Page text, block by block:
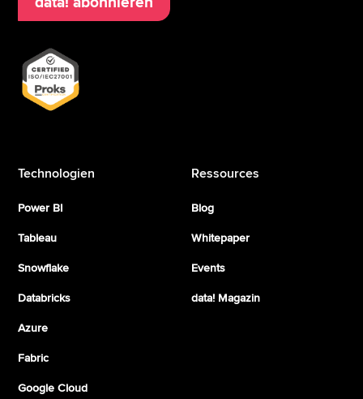
Technologien
Power BI
Tableau
Snowflake
Databricks
Azure
Fabric
Google Cloud
Ressources
Blog
Whitepaper
Events
data! Magazin